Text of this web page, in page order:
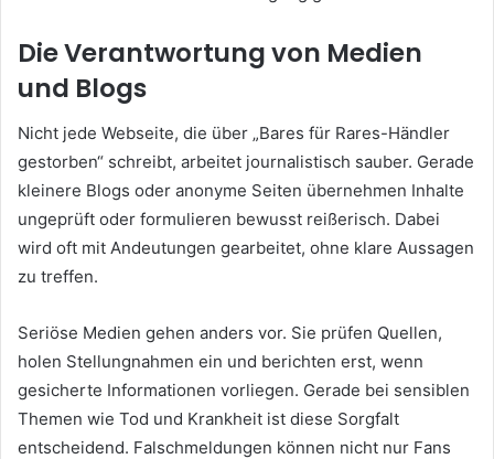
Die Verantwortung von Medien
und Blogs
Nicht jede Webseite, die über „Bares für Rares-Händler
gestorben“ schreibt, arbeitet journalistisch sauber. Gerade
kleinere Blogs oder anonyme Seiten übernehmen Inhalte
ungeprüft oder formulieren bewusst reißerisch. Dabei
wird oft mit Andeutungen gearbeitet, ohne klare Aussagen
zu treffen.
Seriöse Medien gehen anders vor. Sie prüfen Quellen,
holen Stellungnahmen ein und berichten erst, wenn
gesicherte Informationen vorliegen. Gerade bei sensiblen
Themen wie Tod und Krankheit ist diese Sorgfalt
entscheidend. Falschmeldungen können nicht nur Fans